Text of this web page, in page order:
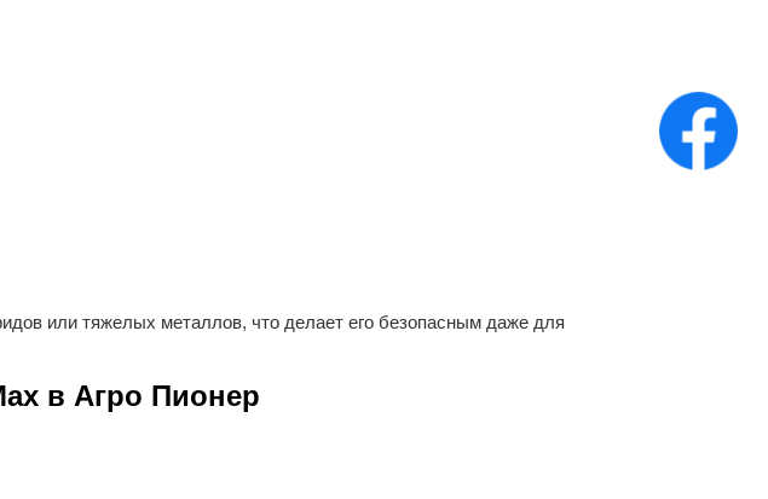
или тяжелых металлов, что делает его безопасным даже для
в Агро Пионер